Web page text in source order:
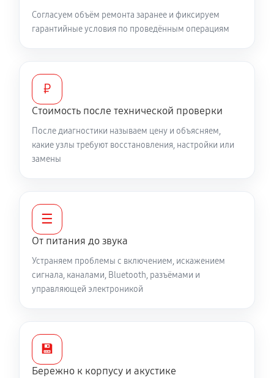
Согласуем объём ремонта заранее и фиксируем
гарантийные условия по проведённым операциям
₽
Стоимость после технической проверки
После диагностики называем цену и объясняем,
какие узлы требуют восстановления, настройки или
замены
☰
От питания до звука
Устраняем проблемы с включением, искажением
сигнала, каналами, Bluetooth, разъёмами и
управляющей электроникой
💾
Бережно к корпусу и акустике